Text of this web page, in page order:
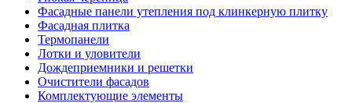
Фасадные панели утепления под клинкерную плитку
Фасадная плитка
Термопанели
Лотки и уловители
Дождеприемники и решетки
Очистители фасадов
Комплектующие элементы